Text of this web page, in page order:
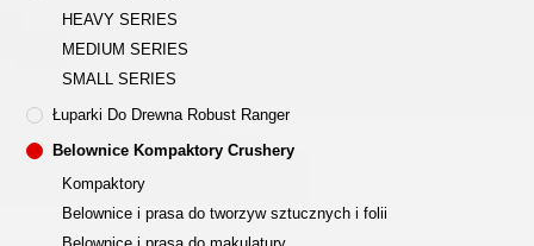
HEAVY SERIES
MEDIUM SERIES
SMALL SERIES
Łuparki Do Drewna Robust Ranger
Belownice Kompaktory Crushery
Kompaktory
Belownice i prasa do tworzyw sztucznych i folii